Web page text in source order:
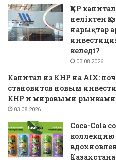
ҚХР
неліктен
нарықтар
келеді?
03.08.2026
Капитал из КНР на AIX:
становится новым
КНР и мировыми рынками
03.08.2026
Coca-Cola
коллекцию
Казахстана